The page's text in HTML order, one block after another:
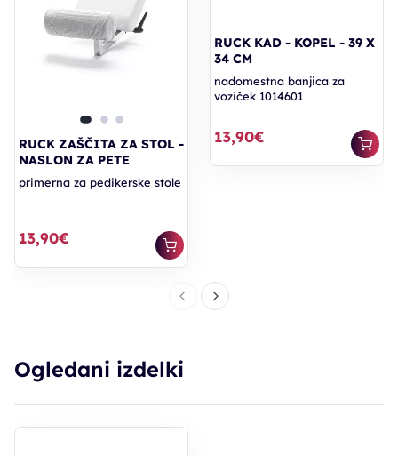
RUCK ZAŠČITA ZA STOL -
NASLON ZA PETE
primerna za pedikerske stole
13,90€
RUCK KAD - KOPEL - 39 X
34 CM
nadomestna banjica za
voziček 1014601
13,90€
Ogledani izdelki